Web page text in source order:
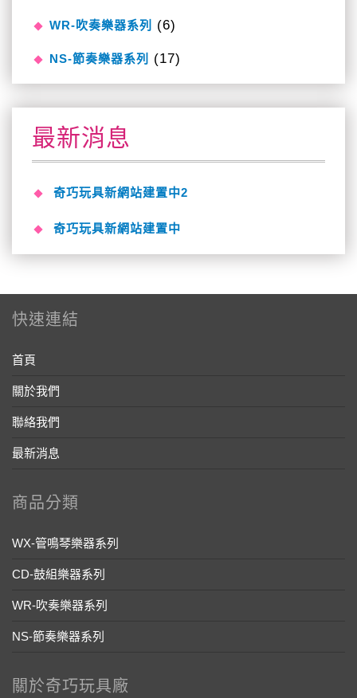
WR-吹奏樂器系列 (6)
NS-節奏樂器系列 (17)
最新消息
奇巧玩具新網站建置中2
奇巧玩具新網站建置中
快速連結
首頁
關於我們
聯絡我們
最新消息
商品分類
WX-管鳴琴樂器系列
CD-鼓組樂器系列
WR-吹奏樂器系列
NS-節奏樂器系列
關於奇巧玩具廠